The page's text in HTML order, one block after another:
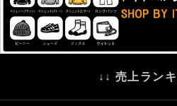
07/25 parasite Steerhide Type1・2
07/24
ロザリオ・キーフック各種
07/24 RealMinority 新作Tシャツ 4
07/22 kustomstyle ナイロン ボー
Greaser サングラス サーモ
↓↓ 売上ラン